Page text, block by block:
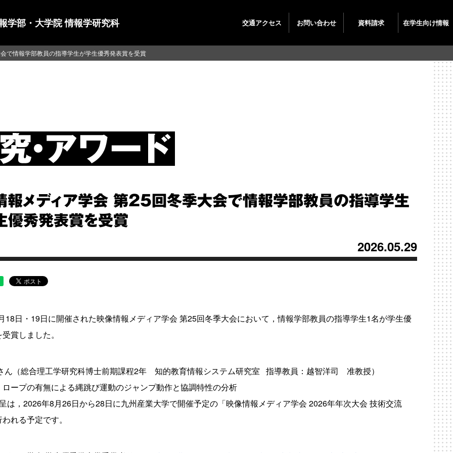
学部・大学院 情報学研究科 交通アクセス お問い合わせ 資料請求 在学生向け情報
報メディア学会 第25回冬季大会で情報学部教員の指導学生
優秀発表賞を受賞
2026.05.29
18日・19日に開催された映像情報メディア学会 第25回冬季大会において，情報学部教員の指導学生1名が学生優
賞しました。
ん（総合理工学研究科博士前期課程2年 知的教育情報システム研究室 指導教員：越智洋司 准教授）
ープの有無による縄跳び運動のジャンプ動作と協調特性の分析
は，2026年8月26日から28日に九州産業大学で開催予定の「映像情報メディア学会 2026年年次大会 技術交流
れる予定です。
で情報学部教員の指導学生が学生優秀発表賞を受賞